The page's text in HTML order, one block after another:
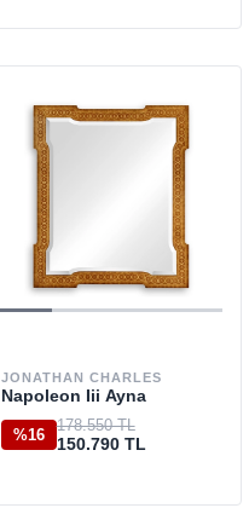
JONATHAN CHARLES
Napoleon Iii Ayna
%16
178.550 TL
150.790 TL